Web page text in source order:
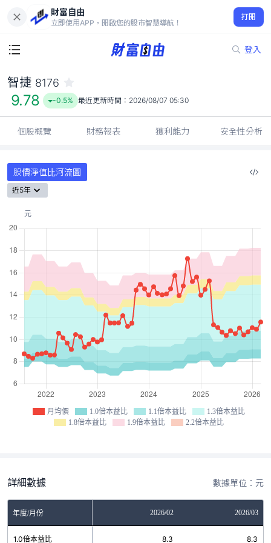
財富自由
立即使用APP，開啟您的股市智慧導航！
打開
登入
9.78
-0.5%
智捷 8176
9.78 -0.5% 最近更新時間： 2026/08/07 05:30
個股概覽 財務報表 獲利能力 安全性分析
股價淨值比河流圖
近5年
月均價 1.0倍本益比 1.1倍本益比
1.3倍本益比
1.8倍本益比
1.9倍本益比 2.2倍本益比
詳細數據 數據單位：元
年度/月份 2026/02 2026/03
1.0倍本益比 8.3 8.3